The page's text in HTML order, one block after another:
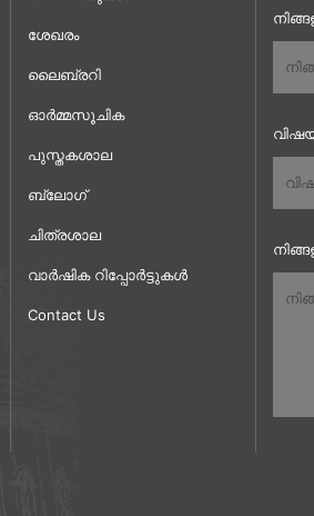
ശേഖരം
ലൈബ്രറി
ഓർമ്മസൂചിക
പുസ്തകശാല
ബ്ലോഗ്
ചിത്രശാല
വാർഷിക റിപ്പോർട്ടുകൾ
Contact Us